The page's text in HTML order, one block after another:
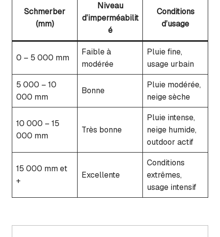
Schmerber
(mm)
Niveau
d’imperméabilit
é
Conditions
d’usage
0 – 5 000 mm
Faible à
modérée
Pluie fine,
usage urbain
5 000 – 10
000 mm
Bonne
Pluie modérée,
neige sèche
10 000 – 15
000 mm
Très bonne
Pluie intense,
neige humide,
outdoor actif
15 000 mm et
+
Excellente
Conditions
extrêmes,
usage intensif